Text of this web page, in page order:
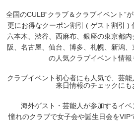
全国のCULB“クラブ＆クラブイベント”
更にお得なクーポン割引 ( ゲスト割引 )
六本木、渋谷、西麻布、銀座の東京都
阪、名古屋、仙台、博多、札幌、新潟
の人気クラブイベント情報
クラブイベント初心者にも人気で、芸
来日情報のチェックにも
海外ゲスト・芸能人が参加するイベ
憧れのクラブで女子会や誕生日会をVIP